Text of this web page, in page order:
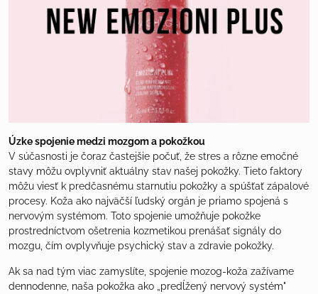
Úzke spojenie medzi mozgom a pokožkou
V súčasnosti je čoraz častejšie počuť, že stres a rôzne emočné
stavy môžu ovplyvniť aktuálny stav našej pokožky. Tieto faktory
môžu viesť k predčasnému starnutiu pokožky a spúšťať zápalové
procesy. Koža ako najväčší ľudský orgán je priamo spojená s
nervovým systémom. Toto spojenie umožňuje pokožke
prostredníctvom ošetrenia kozmetikou prenášať signály do
mozgu, čím ovplyvňuje psychický stav a zdravie pokožky.
Ak sa nad tým viac zamyslíte, spojenie mozog-koža zažívame
dennodenne, naša pokožka ako „predĺžený nervový systém"